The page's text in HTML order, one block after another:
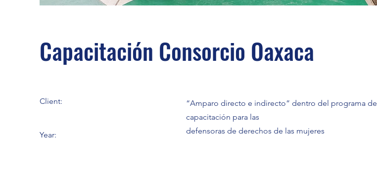
Capacitación Consorcio Oaxaca
Client:
Year:
“Amparo directo e indirecto” dentro del programa de
capacitación para las
defensoras de derechos de las mujeres